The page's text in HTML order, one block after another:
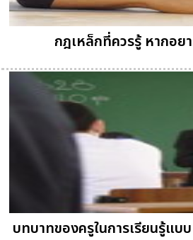
กฎเหล็กที่ควรรู้ หากอย
บทบาทของครูในการเรียนรู้แ